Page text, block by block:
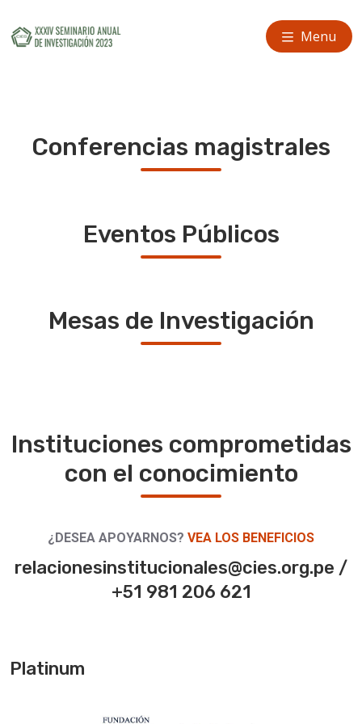
Menu
Conferencias magistrales
Eventos Públicos
Mesas de Investigación
Instituciones comprometidas
con el conocimiento
¿DESEA APOYARNOS? VEA LOS BENEFICIOS
relacionesinstitucionales@cies.org.pe /
+51 981 206 621
Platinum